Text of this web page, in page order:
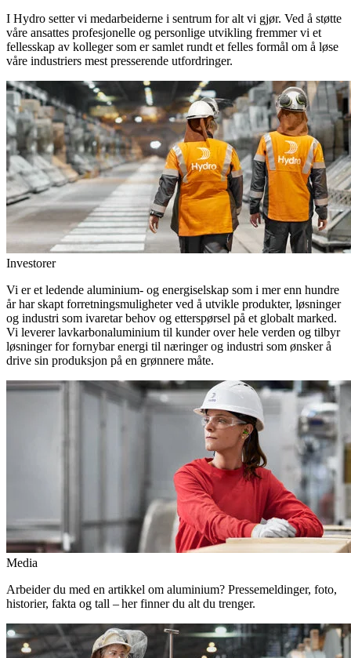
I Hydro setter vi medarbeiderne i sentrum for alt vi gjør. Ved å støtte
våre ansattes profesjonelle og personlige utvikling fremmer vi et
fellesskap av kolleger som er samlet rundt et felles formål om å løse
våre industriers mest presserende utfordringer.
Investorer
Vi er et ledende aluminium- og energiselskap som i mer enn hundre
år har skapt forretningsmuligheter ved å utvikle produkter, løsninger
og industri som ivaretar behov og etterspørsel på et globalt marked.
Vi leverer lavkarbonaluminium til kunder over hele verden og tilbyr
løsninger for fornybar energi til næringer og industri som ønsker å
drive sin produksjon på en grønnere måte.
Media
Arbeider du med en artikkel om aluminium? Pressemeldinger, foto,
historier, fakta og tall – her finner du alt du trenger.